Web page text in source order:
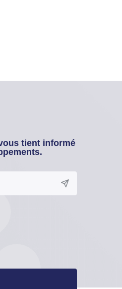
tient informé